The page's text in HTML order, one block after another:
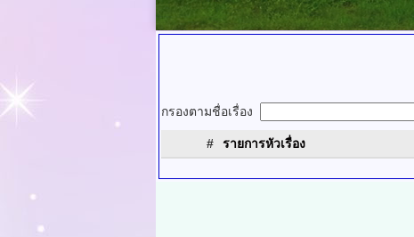
กรองตามชื่อเรื่อง
# รายการหัวเรื่อง